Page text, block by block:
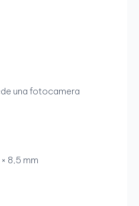
una fotocamera
8,5 mm